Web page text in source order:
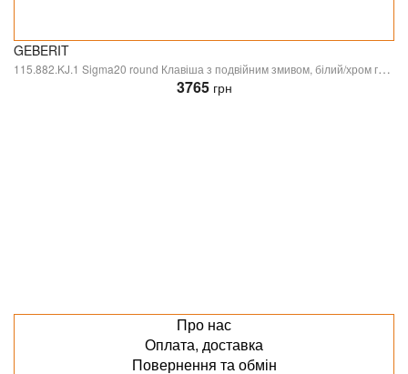
GEBERIT
115.882.KJ.1 Sigma20 round Клавіша з подвійним змивом, білий/хром глянцевий/білий (1 сорт)
3765грн
Про нас
Оплата, доставка
Повернення та обмін